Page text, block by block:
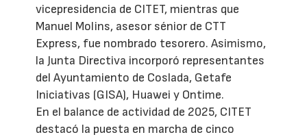
vicepresidencia de CITET, mientras que
Manuel Molins, asesor sénior de CTT
Express, fue nombrado tesorero. Asimismo,
la Junta Directiva incorporó representantes
del Ayuntamiento de Coslada, Getafe
Iniciativas (GISA), Huawei y Ontime.
En el balance de actividad de 2025, CITET
destacó la puesta en marcha de cinco